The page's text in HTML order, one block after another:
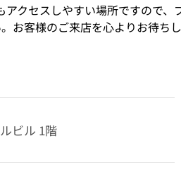
クセスしやすい場所ですので、
お客様のご来店を心よりお待ち
ビル 1階